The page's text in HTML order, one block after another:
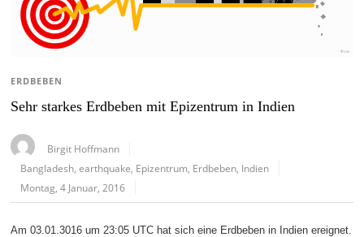
ERDBEBEN
Sehr starkes Erdbeben mit Epizentrum in Indien
Birgit Hoffmann
Bangladesh ,earthquake Epizentrum Erdbeben Indien
Montag, 4 Januar, 2016
Am 03.01.3016 um 23:05 UTC hat sich eine Erdbeben in Indien ereignet.